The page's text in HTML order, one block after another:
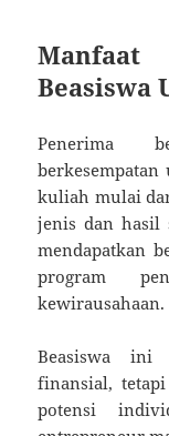
Beasiswa
Penerima
kuliah mulai
jenis dan hasil
mendapatkan
program
kewirausahaan.
Beasiswa ini
finansial,
potensi